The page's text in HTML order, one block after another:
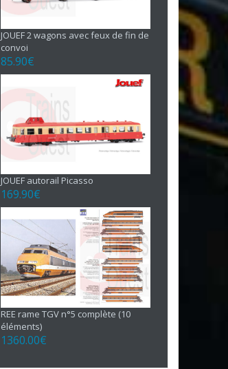
JOUEF 2 wagons avec feux de fin de
convoi
85.90€
JOUEF autorail Picasso
169.90€
REE rame TGV n°5 complète (10
éléments)
1360.00€